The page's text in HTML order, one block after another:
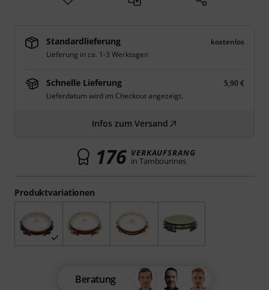
Produktvariationen
Standardlieferung
kostenlos
Lieferung in ca. 1-3 Werktagen
Schnelle Lieferung
5,90 €
Lieferdatum wird im Checkout angezeigt.
Infos zum Versand
176 VERKAUFSRANG
in Tambourines
Beratung